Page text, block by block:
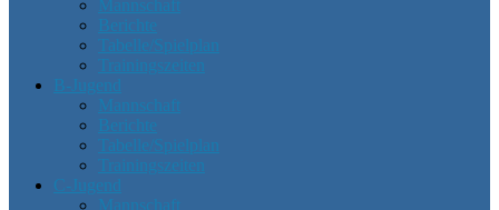
Mannschaft
Berichte
Tabelle/Spielplan
Trainingszeiten
B-Jugend
Mannschaft
Berichte
Tabelle/Spielplan
Trainingszeiten
C-Jugend
Mannschaft